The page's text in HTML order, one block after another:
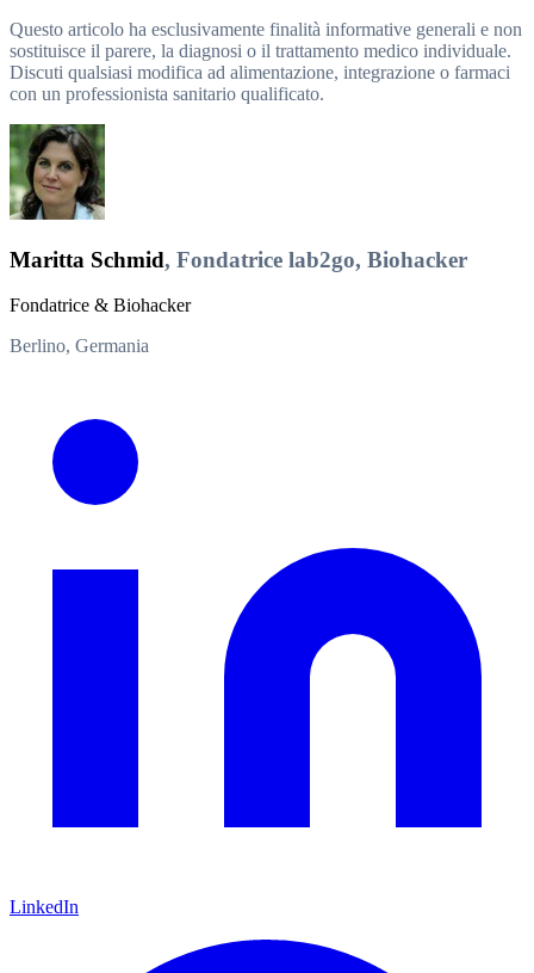
Questo articolo ha esclusivamente finalità informative generali e non
sostituisce il parere, la diagnosi o il trattamento medico individuale.
Discuti qualsiasi modifica ad alimentazione, integrazione o farmaci
con un professionista sanitario qualificato.
Maritta Schmid, Fondatrice lab2go, Biohacker
Fondatrice & Biohacker
Berlino, Germania
LinkedIn